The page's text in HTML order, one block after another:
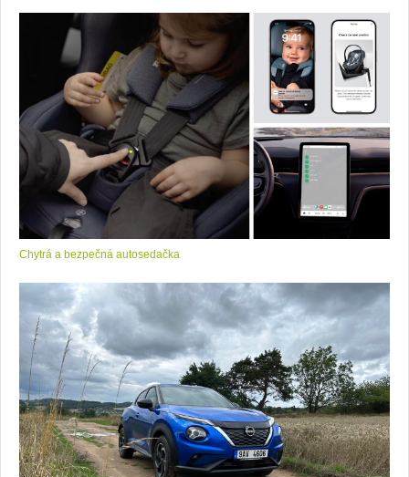
Chytrá a bezpečná autosedačka